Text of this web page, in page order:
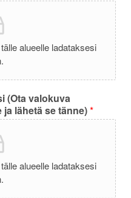
alueelle ladataksesi
(Ota valokuva
lähetä se tänne)*
alueelle ladataksesi